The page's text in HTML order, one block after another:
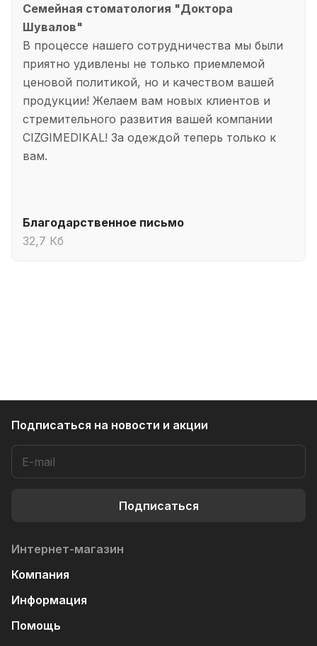
Семейная стоматология "Доктора
Шувалов"
В процессе нашего сотрудничества мы были
приятно удивлены не только приемлемой
ценовой политикой, но и качеством вашей
продукции! Желаем вам новых клиентов и
стремительного развития вашей компании
CIZGIMEDIKAL! За одеждой теперь только к
вам.
Благодарственное письмо
32,7 Кб
Подписаться на новости и акции
Подписаться
Интернет-магазин
Компания
Информация
Помощь